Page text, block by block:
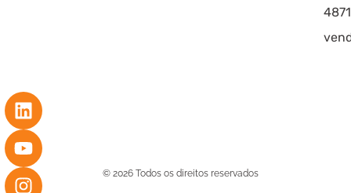
© 2026 Todos os direitos reservados